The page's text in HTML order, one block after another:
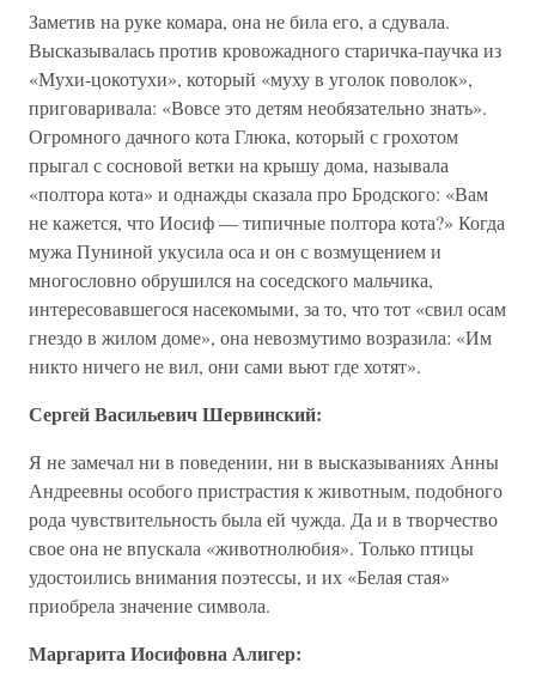
Заметив на руке комара, она не била его, а сдувала.
Высказывалась против кровожадного старичка-паучка из
«Мухи-цокотухи», который «муху в уголок поволок»,
приговаривала: «Вовсе это детям необязательно знать».
Огромного дачного кота Глюка, который с грохотом
прыгал с сосновой ветки на крышу дома, называла
«полтора кота» и однажды сказала про Бродского: «Вам
не кажется, что Иосиф — типичные полтора кота?» Когда
мужа Пуниной укусила оса и он с возмущением и
многословно обрушился на соседского мальчика,
интересовавшегося насекомыми, за то, что тот «свил осам
гнездо в жилом доме», она невозмутимо возразила: «Им
никто ничего не вил, они сами вьют где хотят».
Сергей Васильевич Шервинский:
Я не замечал ни в поведении, ни в высказываниях Анны
Андреевны особого пристрастия к животным, подобного
рода чувствительность была ей чужда. Да и в творчество
свое она не впускала «животнолюбия». Только птицы
удостоились внимания поэтессы, и их «Белая стая»
приобрела значение символа.
Маргарита Иосифовна Алигер: